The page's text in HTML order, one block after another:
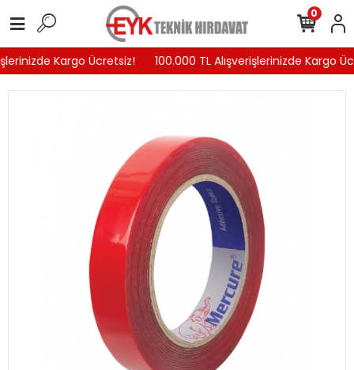
Kargo Ücretsiz! 100.000 TL Alışverişlerinizde Kargo
0